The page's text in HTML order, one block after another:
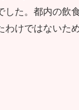
した。都内の飲
わけではないた